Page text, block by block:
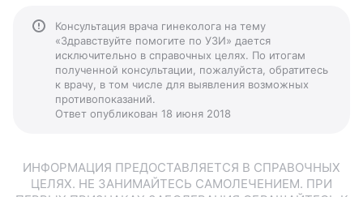
Консультация врача гинеколога на тему
«Здравствуйте помогите по УЗИ» дается
исключительно в справочных целях. По итогам
полученной консультации, пожалуйста, обратитесь
к врачу, в том числе для выявления возможных
противопоказаний.
Ответ опубликован 18 июня 2018
ИНФОРМАЦИЯ ПРЕДОСТАВЛЯЕТСЯ В СПРАВОЧНЫХ
ЦЕЛЯХ. НЕ ЗАНИМАЙТЕСЬ САМОЛЕЧЕНИЕМ. ПРИ